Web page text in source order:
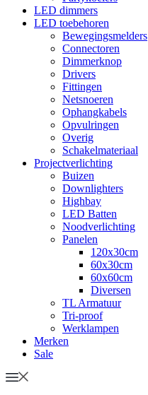
LED dimmers
LED toebehoren
Bewegingsmelders
Connectoren
Dimmerknop
Drivers
Fittingen
Netsnoeren
Ophangkabels
Opvulringen
Overig
Schakelmateriaal
Projectverlichting
Buizen
Downlighters
Highbay
LED Batten
Noodverlichting
Panelen
120x30cm
60x30cm
60x60cm
Diversen
TL Armatuur
Tri-proof
Werklampen
Merken
Sale